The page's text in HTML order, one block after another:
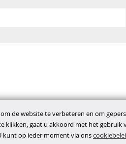
de website te verbeteren en om
klikken, gaat u akkoord met het gebruik
kunt op ieder moment via ons